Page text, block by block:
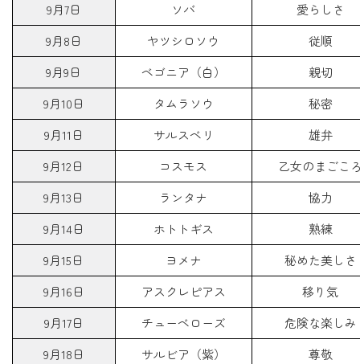
9月7日
ソバ
愛らしさ
9月8日
ヤツシロソウ
従順
9月9日
ベゴニア（白）
親切
9月10日
タムラソウ
秘密
9月11日
サルスベリ
雄弁
9月12日
コスモス
乙女のまごこ
9月13日
ランタナ
協力
9月14日
ホトトギス
熟練
9月15日
ヨメナ
秘めた美しさ
9月16日
アスクレピアス
移り気
9月17日
チューベローズ
危険な楽しみ
9月18日
サルビア（紫）
尊敬